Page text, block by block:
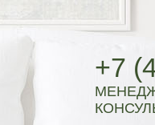
+7